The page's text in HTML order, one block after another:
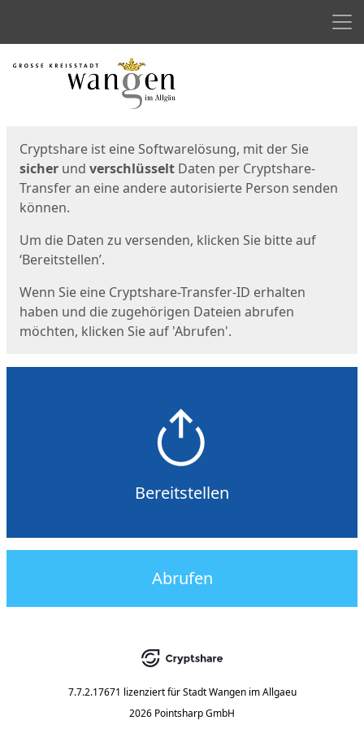
Start
Cryptshare ist eine Softwarelösung, mit der Sie
sicher und verschlüsselt Daten per Cryptshare-
Transfer an eine andere autorisierte Person senden
können.
Um die Daten zu versenden, klicken Sie bitte auf
‘Bereitstellen’.
Wenn Sie eine Cryptshare-Transfer-ID erhalten
haben und die zugehörigen Dateien abrufen
möchten, klicken Sie auf 'Abrufen'.
Bereitstellen
Abrufen
7.7.2.17671 lizenziert für Stadt Wangen im Allgaeu
2026 Pointsharp GmbH